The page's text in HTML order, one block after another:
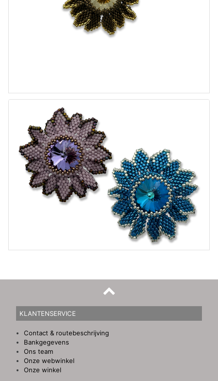
KLANTENSERVICE
Contact & routebeschrijving
Bankgegevens
Ons team
Onze webwinkel
Onze winkel